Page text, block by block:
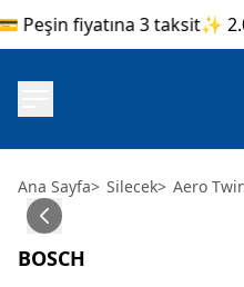
Peşin fiyatına 3 taksit✨
Ana Sayfa> Silecek> Aero
BOSCH